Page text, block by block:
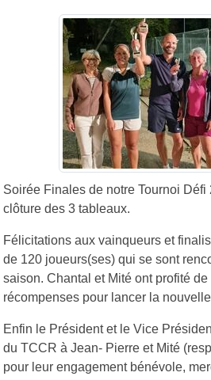
Soirée Finales de notre Tournoi Défi
clôture des 3 tableaux.
Félicitations aux vainqueurs et
de 120 joueurs(ses) qui se sont
saison. Chantal et Mité ont profité
récompenses pour lancer la
Enfin le Président et le Vice
du TCCR à Jean- Pierre et Mité
pour leur engagement bénévole,